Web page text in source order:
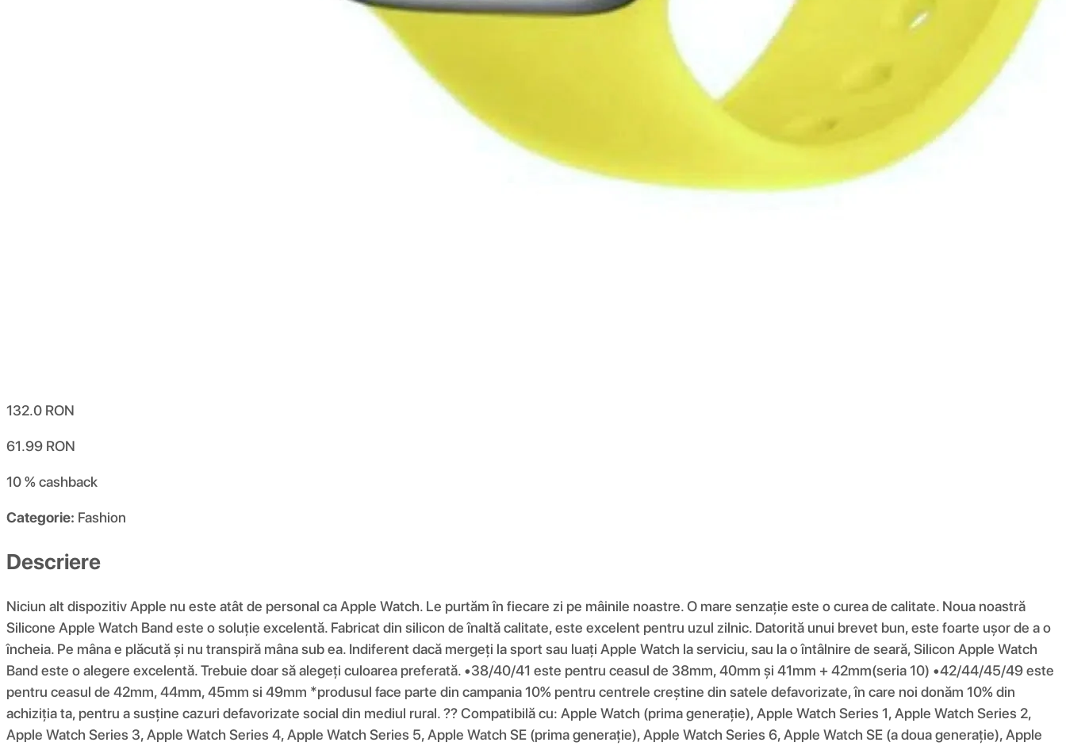
132.0 RON
61.99 RON
10 %cashback
Categorie: Fashion
Descriere
Niciun alt dispozitiv Apple nu este atât de personal ca Apple Watch. Le purtăm în fiecare zi pe mâinile noastre. O mare senzație este o curea de calitate. Noua noastră
Silicone Apple Watch Band este o soluție excelentă. Fabricat din silicon de înaltă calitate, este excelent pentru uzul zilnic. Datorită unui brevet bun, este foarte ușor de a o
încheia. Pe mâna e plăcută și nu transpiră mâna sub ea. Indiferent dacă mergeți la sport sau luați Apple Watch la serviciu, sau la o întâlnire de seară, Silicon Apple Watch
Band este o alegere excelentă. Trebuie doar să alegeți culoarea preferată. •38/40/41 este pentru ceasul de 38mm, 40mm și 41mm + 42mm(seria 10) •42/44/45/49 este
pentru ceasul de 42mm, 44mm, 45mm si 49mm *produsul face parte din campania 10% pentru centrele creștine din satele defavorizate, în care noi donăm 10% din
achiziția ta, pentru a susține cazuri defavorizate social din mediul rural. ?? Compatibilă cu: Apple Watch (prima generație), Apple Watch Series 1, Apple Watch Series 2,
Apple Watch Series 3, Apple Watch Series 4, Apple Watch Series 5, Apple Watch SE (prima generație), Apple Watch Series 6, Apple Watch SE (a doua generație), Apple